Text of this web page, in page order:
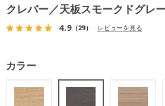
クレバー／天板スモークドグレ
4.9（29） レビューを見る
カラー